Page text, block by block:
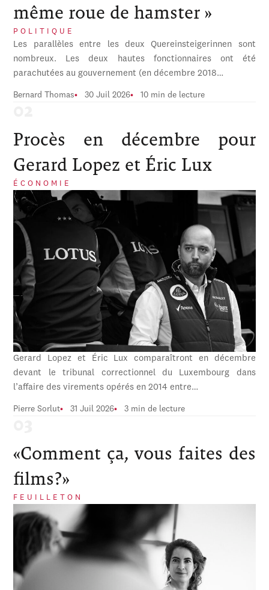
même roue de hamster »
POLITIQUE
Les parallèles entre les deux Quereinsteigerinnen sont
nombreux. Les deux hautes fonctionnaires ont été
parachutées au gouvernement (en décembre 2018…
Bernard Thomas 30 Juil 2026 10 min de lecture
Procès en décembre pour
Gerard Lopez et Éric Lux
ÉCONOMIE
Gerard Lopez et Éric Lux comparaîtront en décembre
devant le tribunal correctionnel du Luxembourg dans
l’affaire des virements opérés en 2014 entre…
Pierre Sorlut 31 Juil 2026 3 min de lecture
«Comment ça, vous faites des
films?»
FEUILLETON